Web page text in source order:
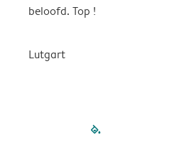
beloofd. Top !
Lutgart
filled-